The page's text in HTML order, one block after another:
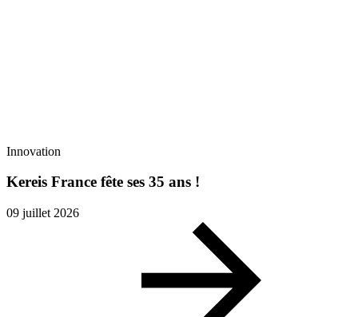
Innovation
Kereis France fête ses 35 ans !
09 juillet 2026